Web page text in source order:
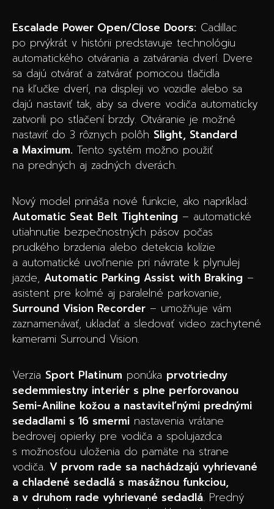
Escalade Power Open/Close Doors: Cadillac
po prvýkrát v histórii predstavuje technológiu
automatického otvárania a zatvárania dverí. Dvere
sa dajú otvárať a zatvárať pomocou tlačidla
na kľučke dverí, na displeji vo vozidle alebo sa
dajú nastaviť tak, aby sa dvere vodiča automaticky
zatvorili po stlačení brzdy. Otváranie je možné
nastaviť do 3 rôznych polôh Slight, Standard
a Maximum. Tento systém možno použiť
na predných aj zadných dverách.
Nový model prináša nové funkcie, ako napríklad:
Automatic Seat Belt Tightening – automatické
utiahnutie bezpečnostných pásov počas
prudkého brzdenia alebo detekcia kolízie
a automatické uvoľnenie pri návrate k plynulej
jazde, Automatic Parking Assist with Braking –
asistent pre kolmé aj paralelné parkovanie,
Surround Vision Recorder – umožňuje vám
zaznamenávať, ukladať a sledovať video zachytené
kamerami Surround Vision.
Verzia Sport Platinum ponúka prvotriedny
sedemmiestny interiér s plne perforovanou
Semi-Aniline kožou a nastaviteľnými prednými
sedadlami s 16 smermi nastavenia vrátane
bedrovej opierky pre vodiča a spolujazdca
s možnosťou uloženia do pamäte na strane
vodiča. V prvom rade sa nachádzajú vyhrievané
a chladené sedadlá s masážnou funkciou,
a v druhom rade vyhrievané sedadlá. Predný